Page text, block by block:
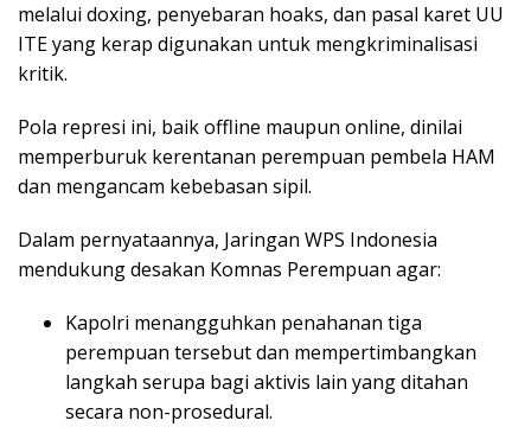
melalui doxing, penyebaran hoaks, dan pasal karet UU
ITE yang kerap digunakan untuk mengkriminalisasi
kritik.
Pola represi ini, baik offline maupun online, dinilai
memperburuk kerentanan perempuan pembela HAM
dan mengancam kebebasan sipil.
Dalam pernyataannya, Jaringan WPS Indonesia
mendukung desakan Komnas Perempuan agar:
Kapolri menangguhkan penahanan tiga
perempuan tersebut dan mempertimbangkan
langkah serupa bagi aktivis lain yang ditahan
secara non-prosedural.